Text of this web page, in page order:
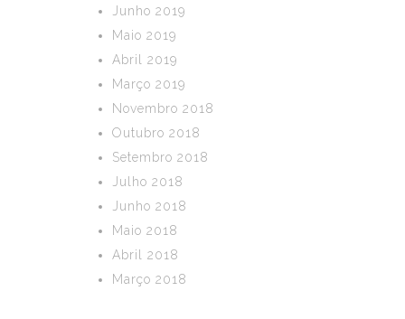
Junho 2019
Maio 2019
Abril 2019
Março 2019
Novembro 2018
Outubro 2018
Setembro 2018
Julho 2018
Junho 2018
Maio 2018
Abril 2018
Março 2018